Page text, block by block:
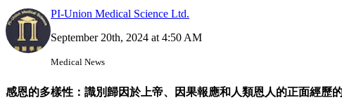
PI-Union Medical Science Ltd.
September 20th, 2024 at 4:50 AM
Medical News
感恩的多樣性：識別歸因於上帝、因果報應和人類恩人的正面經歷